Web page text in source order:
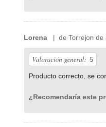
Lorena | de Torrejon de
Valoración general: 5
Producto correcto, se
¿Recomendaría este